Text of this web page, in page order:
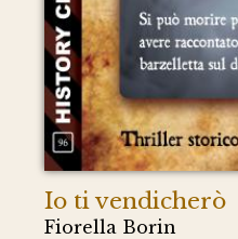
Io ti vendicherò
Fiorella Borin